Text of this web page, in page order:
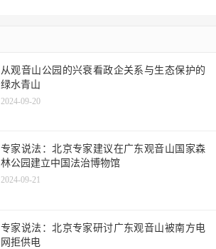
从观音山公园的兴衰看政企关系与生态保护的
绿水青山
2024-09-20
专家说法：北京专家建议在广东观音山国家森
林公园建立中国法治博物馆
2024-09-21
专家说法：北京专家研讨广东观音山被南方电
网拒供电